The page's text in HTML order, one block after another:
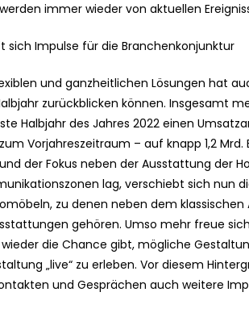
immer wieder von aktuellen
sich Impulse für die Branchenkonjunktur
und ganzheitlichen Lösungen hat
zurückblicken können. Insgesamt
Halbjahr des Jahres 2022 einen
Vorjahreszeitraum – auf knapp 1,2
der Fokus neben der Ausstattung der
lag, verschiebt sich nun
zu denen neben dem
gehören. Umso mehr freue
die Chance gibt, mögliche
„live“ zu erleben. Vor diesem
und Gesprächen auch weitere